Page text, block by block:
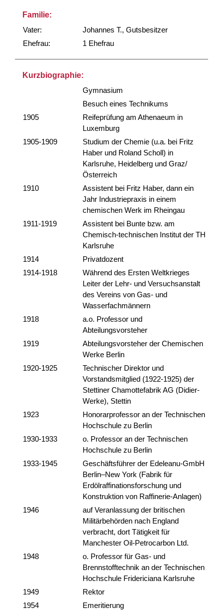
Familie:
Vater:
Johannes T., Gutsbesitzer
Ehefrau:
1 Ehefrau
Kurzbiographie:
Gymnasium
Besuch eines Technikums
1905
Reifeprüfung am Athenaeum in
Luxemburg
1905-1909
Studium der Chemie (u.a. bei Fritz
Haber und Roland Scholl) in
Karlsruhe, Heidelberg und Graz/
Österreich
1910
Assistent bei Fritz Haber, dann ein
Jahr Industriepraxis in einem
chemischen Werk im Rheingau
1911-1919
Assistent bei Bunte bzw. am
Chemisch-technischen Institut der TH
Karlsruhe
1914
Privatdozent
1914-1918
Während des Ersten Weltkrieges
Leiter der Lehr- und Versuchsanstalt
des Vereins von Gas- und
Wasserfachmännern
1918
a.o. Professor und
Abteilungsvorsteher
1919
Abteilungsvorsteher der Chemischen
Werke Berlin
1920-1925
Technischer Direktor und
Vorstandsmitglied (1922-1925) der
Stettiner Chamottefabrik AG (Didier-
Werke), Stettin
1923
Honorarprofessor an der Technischen
Hochschule zu Berlin
1930-1933
o. Professor an der Technischen
Hochschule zu Berlin
1933-1945
Geschäftsführer der Edeleanu-GmbH
Berlin–New York (Fabrik für
Erdölraffinationsforschung und
Konstruktion von Raffinerie-Anlagen)
1946
auf Veranlassung der britischen
Militärbehörden nach England
verbracht, dort Tätigkeit für
Manchester Oil-Petrocarbon Ltd.
1948
o. Professor für Gas- und
Brennstofftechnik an der Technischen
Hochschule Fridericiana Karlsruhe
1949
Rektor
1954
Emeritierung